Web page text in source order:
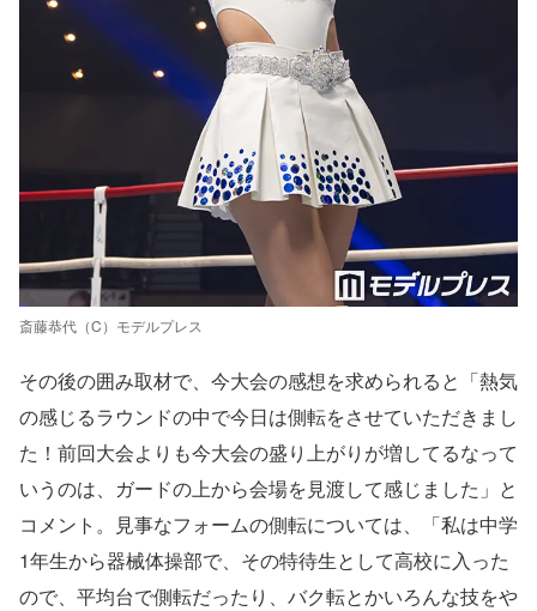
斎藤恭代（C）モデルプレス
その後の囲み取材で、今大会の感想を求められると「熱気
の感じるラウンドの中で今日は側転をさせていただきまし
た！前回大会よりも今大会の盛り上がりが増してるなって
いうのは、ガードの上から会場を見渡して感じました」と
コメント。見事なフォームの側転については、「私は中学
1年生から器械体操部で、その特待生として高校に入った
ので、平均台で側転だったり、バク転とかいろんな技をや